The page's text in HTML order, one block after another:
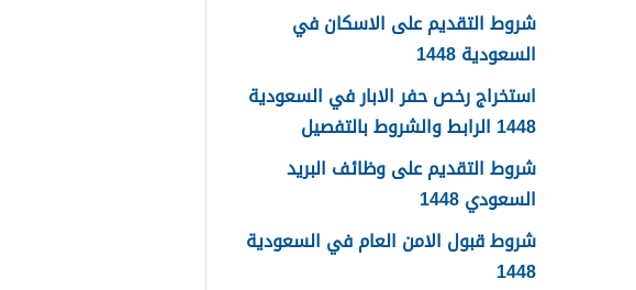
شروط التقديم على الاسكان في
السعودية 1448
استخراج رخص حفر الابار في السعودية
1448 الرابط والشروط بالتفصيل
شروط التقديم على وظائف البريد
السعودي 1448
شروط قبول الامن العام في السعودية
1448